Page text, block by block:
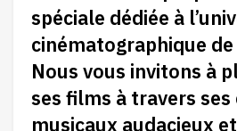
spéciale dédiée à
cinématographique de
Nous vous invitons à
ses films à travers ses
musicaux audacieux